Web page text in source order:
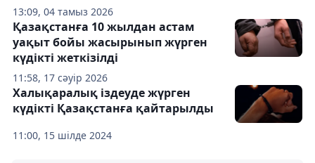
13:09, 04 тамыз 2026
11:58, 17 сәуір 2026
Қазақстанға 10 жылдан астам
уақыт бойы жасырынып жүрген
күдікті жеткізілді
11:00, 15 шілде 2024
Халықаралық іздеуде жүрген
күдікті Қазақстанға қайтарылды